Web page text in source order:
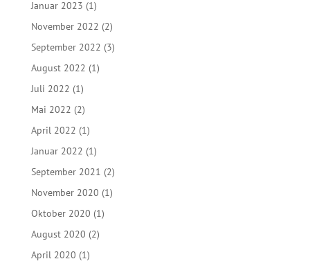
Januar 2023 (1)
November 2022 (2)
September 2022 (3)
August 2022 (1)
Juli 2022 (1)
Mai 2022 (2)
April 2022 (1)
Januar 2022 (1)
September 2021 (2)
November 2020 (1)
Oktober 2020 (1)
August 2020 (2)
April 2020 (1)